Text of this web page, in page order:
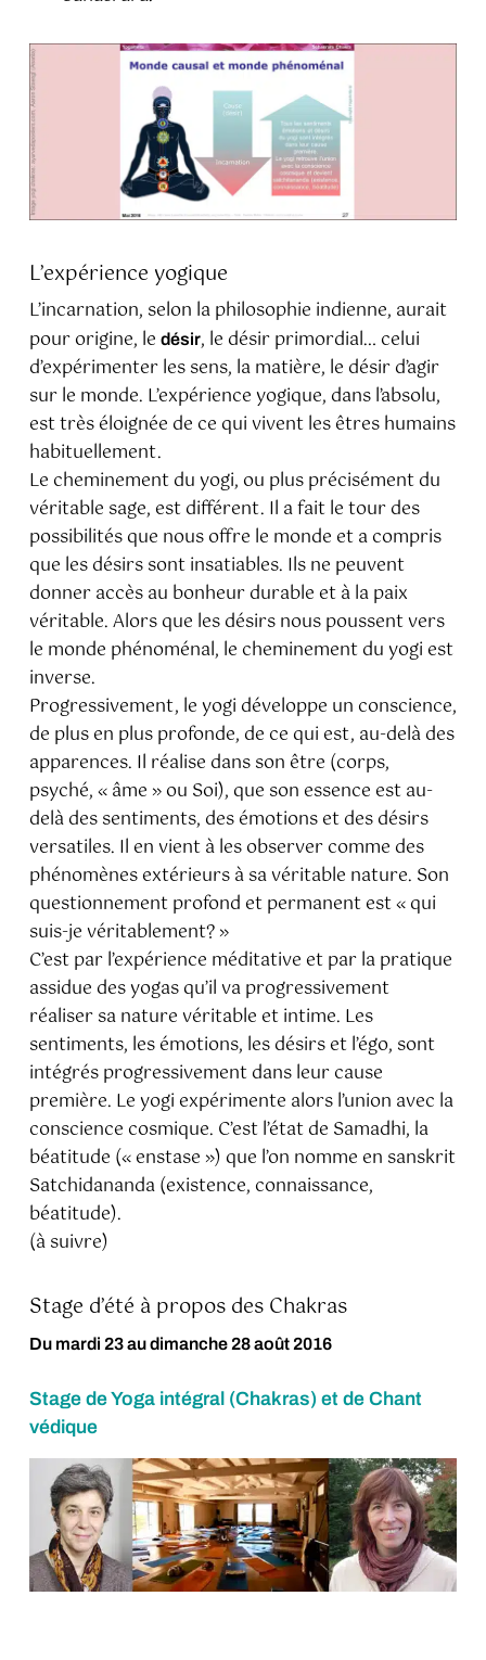
L’expérience yogique
L’incarnation, selon la philosophie indienne, aurait
pour origine, le désir, le désir primordial… celui
d’expérimenter les sens, la matière, le désir d’agir
sur le monde. L’expérience yogique, dans l’absolu,
est très éloignée de ce qui vivent les êtres humains
habituellement.
Le cheminement du yogi, ou plus précisément du
véritable sage, est différent. Il a fait le tour des
possibilités que nous offre le monde et a compris
que les désirs sont insatiables. Ils ne peuvent
donner accès au bonheur durable et à la paix
véritable. Alors que les désirs nous poussent vers
le monde phénoménal, le cheminement du yogi est
inverse.
Progressivement, le yogi développe un conscience,
de plus en plus profonde, de ce qui est, au-delà des
apparences. Il réalise dans son être (corps,
psyché, « âme » ou Soi), que son essence est au-
delà des sentiments, des émotions et des désirs
versatiles. Il en vient à les observer comme des
phénomènes extérieurs à sa véritable nature. Son
questionnement profond et permanent est « qui
suis-je véritablement? »
C’est par l’expérience méditative et par la pratique
assidue des yogas qu’il va progressivement
réaliser sa nature véritable et intime. Les
sentiments, les émotions, les désirs et l’égo, sont
intégrés progressivement dans leur cause
première. Le yogi expérimente alors l’union avec la
conscience cosmique. C’est l’état de Samadhi, la
béatitude (« enstase ») que l’on nomme en sanskrit
Satchidananda (existence, connaissance,
béatitude).
(à suivre)
Stage d’été à propos des Chakras
Du mardi 23 au dimanche 28 août 2016
Stage de Yogaintégral (Chakras) et de Chant
védique